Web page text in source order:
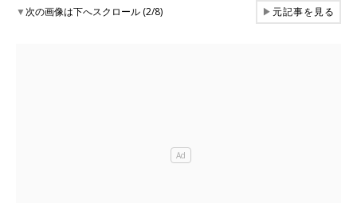
▼次の画像は下へスクロール (2/8) ▶元記事を見る